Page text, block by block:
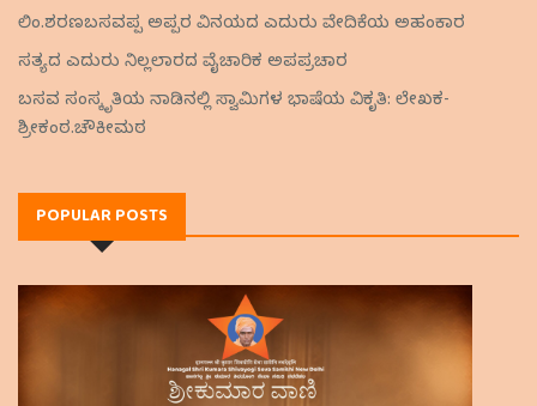
ಲಿಂ.ಶರಣಬಸವಪ್ಪ ಅಪ್ಪರ ವಿನಯದ ಎದುರು ವೇದಿಕೆಯ ಅಹಂಕಾರ
ಸತ್ಯದ ಎದುರು ನಿಲ್ಲಲಾರದ ವೈಚಾರಿಕ ಅಪಪ್ರಚಾರ
ಬಸವ ಸಂಸ್ಕೃತಿಯ ನಾಡಿನಲ್ಲಿ ಸ್ವಾಮಿಗಳ ಭಾಷೆಯ ವಿಕೃತಿ: ಲೇಖಕ-
ಶ್ರೀಕಂಠ.ಚೌಕೀಮಠ
POPULAR POSTS